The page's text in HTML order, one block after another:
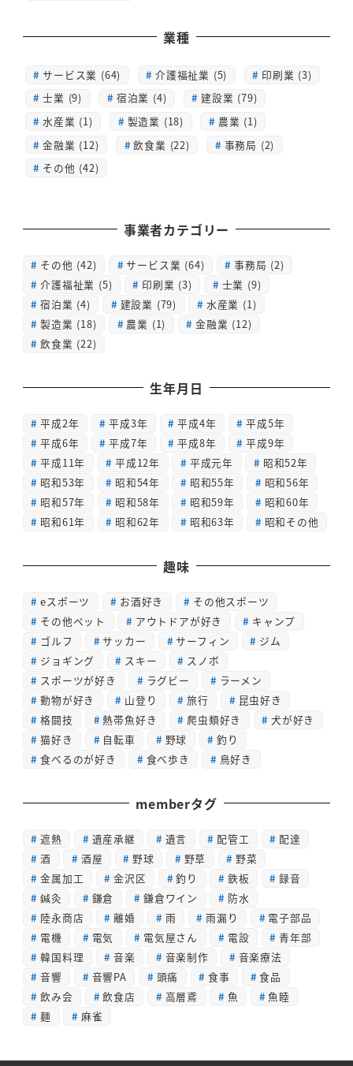
業種
サービス業 (64) 介護福祉業 (5)
印刷業 (3)
士業 (9)
宿泊業 (4)
建設業 (79)
水産業 (1)
製造業 (18)
農業 (1)
金融業 (12)
飲食業 (22)
事務局 (2)
その他 (42)
事業者カテゴリー
その他 (42) サービス業 (64) 事務局 (2)
介護福祉業 (5) 印刷業 (3) 士業 (9)
宿泊業 (4) 建設業 (79) 水産業 (1)
製造業 (18) 農業 (1) 金融業 (12)
飲食業 (22)
生年月日
平成2年 平成3年 平成4年
平成5年
平成6年
平成7年 平成8年
平成9年
平成11年
平成12年 平成元年
昭和52年
昭和53年
昭和54年 昭和55年
昭和56年
昭和57年
昭和58年 昭和59年
昭和60年
昭和61年
昭和62年 昭和63年 昭和その他
趣味
eスポーツ お酒好き
その他スポーツ
その他ペット
アウトドアが好き
キャンプ
ゴルフ
サッカー サーフィン
ジム
ジョギング
スキー
スノボ
スポーツが好き
ラグビー
ラーメン
動物が好き
山登り 旅行
昆虫好き
格闘技
熱帯魚好き 爬虫類好き
犬が好き
猫好き
自転車 野球
釣り
食べるのが好き
食べ歩き 鳥好き
memberタグ
遮熱 遺産承継 遺言 配管工
配達
酒
酒屋 野球 野草
野菜
金属加工
金沢区 釣り 鉄板
録音
鍼灸
鎌倉 鎌倉ワイン
防水
陸永商店
離婚 雨 雨漏り
電子部品
電機
電気 電気屋さん 電設
青年部
韓国料理
音楽 音楽制作
音楽療法
音響
音響PA 頭痛 食事
食品
飲み会
飲食店 高層鳶 魚
魚睦
麺
麻雀